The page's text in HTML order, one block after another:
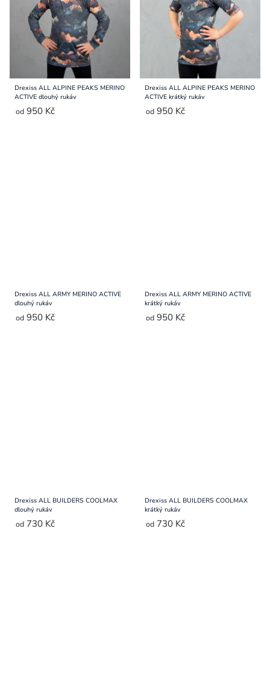
Drexiss ALL ALPINE PEAKS MERINO
ACTIVE dlouhý rukáv
od 950 Kč
Drexiss ALL ALPINE PEAKS MERINO
ACTIVE krátký rukáv
od 950 Kč
Drexiss ALL ARMY MERINO ACTIVE
dlouhý rukáv
od 950 Kč
Drexiss ALL ARMY MERINO ACTIVE
krátký rukáv
od 950 Kč
Drexiss ALL BUILDERS COOLMAX
dlouhý rukáv
od 730 Kč
Drexiss ALL BUILDERS COOLMAX
krátký rukáv
od 730 Kč